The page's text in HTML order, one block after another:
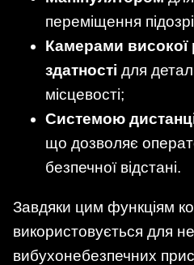
переміщення
Камерами високої
здатності для
місцевості;
Системою
що дозволяє
безпечної відстані.
Завдяки цим функціям
використовується для
вибухонебезпечних